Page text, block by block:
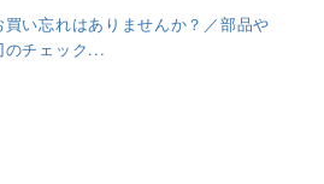
買い忘れはありませんか？／部品や
のチェック...